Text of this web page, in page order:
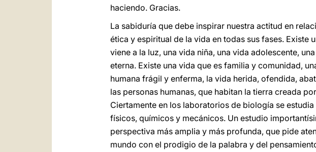
haciendo. Gracias.
La sabiduría que debe inspirar nuestra actitud en
ética y espiritual de la vida en todas sus fases. Existe
viene a la luz, una vida niña, una vida adolescente,
eterna. Existe una vida que es familia y comunidad,
humana frágil y enferma, la vida herida, ofendida,
las personas humanas, que habitan la tierra creada
Ciertamente en los laboratorios de biología se
físicos, químicos y mecánicos. Un estudio
perspectiva más amplia y más profunda, que pide
mundo con el prodigio de la palabra y del